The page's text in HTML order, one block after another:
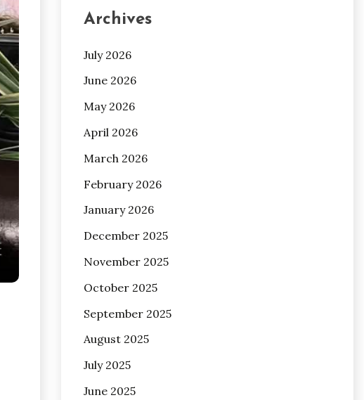
Archives
July 2026
June 2026
May 2026
April 2026
March 2026
February 2026
January 2026
December 2025
November 2025
October 2025
September 2025
August 2025
July 2025
June 2025